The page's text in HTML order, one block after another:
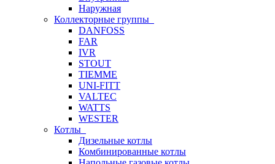
Наружная
Коллекторные группы
DANFOSS
FAR
IVR
STOUT
TIEMME
UNI-FITT
VALTEC
WATTS
WESTER
Котлы
Дизельные котлы
Комбинированные котлы